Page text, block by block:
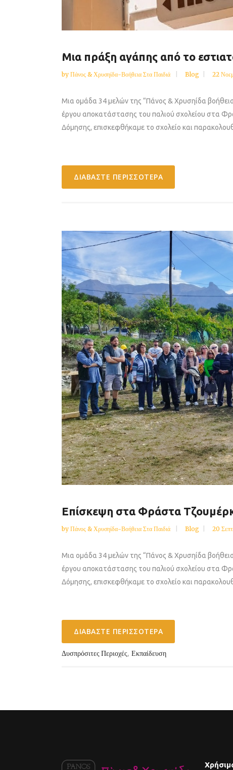
Μια πράξη αγάπης από το
by Πάνος & Χρυσηίδα-Βοήθεια Στα Παιδιά Blog 22
Μια ομάδα 34 μελών της “Πάνος & Χρυσηίδα
έργου αποκατάστασης του παλιού σχολείου στα
Δόμησης, επισκεφθήκαμε το σχολείο και
ΔΙΑΒΆΣΤΕ ΠΕΡΙΣΣΌΤΕΡΑ
Επίσκεψη στα Φράστα
by Πάνος & Χρυσηίδα-Βοήθεια Στα Παιδιά Blog 20
Μια ομάδα 34 μελών της “Πάνος & Χρυσηίδα
έργου αποκατάστασης του παλιού σχολείου στα
Δόμησης, επισκεφθήκαμε το σχολείο και
ΔΙΑΒΆΣΤΕ ΠΕΡΙΣΣΌΤΕΡΑ
Δυσπρόσιτες Περιοχές, Εκπαίδευση